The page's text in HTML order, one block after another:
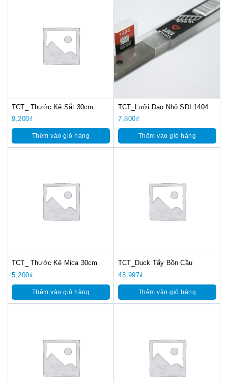
TCT_ Thước Kẻ Sắt 30cm
9,200₫
Thêm vào giỏ hàng
TCT_Lưỡi Dao Nhỏ SDI 1404
7,800₫
Thêm vào giỏ hàng
TCT_ Thước Kẻ Mica 30cm
5,200₫
Thêm vào giỏ hàng
TCT_Duck Tẩy Bồn Cầu
43,997₫
Thêm vào giỏ hàng